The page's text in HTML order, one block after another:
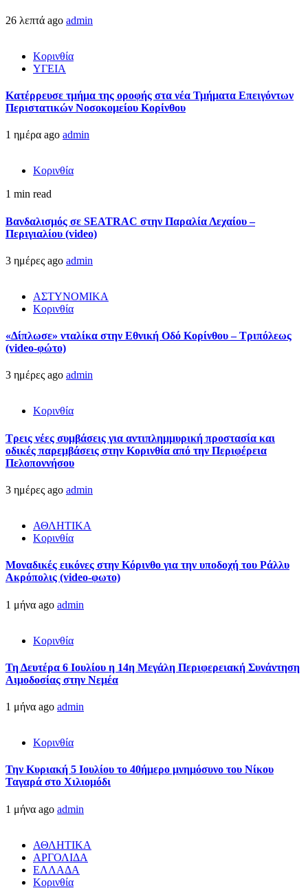
26 λεπτά ago admin
Κορινθία
ΥΓΕΙΑ
Kατέρρευσε τμήμα της οροφής στα νέα Τμήματα Επειγόντων
Περιστατικών Νοσοκομείου Κορίνθου
1 ημέρα ago admin
Κορινθία
1 min read
Βανδαλισμός σε SEATRAC στην Παραλία Λεχαίου –
Περιγιαλίου (video)
3 ημέρες ago admin
ΑΣΤΥΝΟΜΙΚΑ
Κορινθία
«Δίπλωσε» νταλίκα στην Εθνική Oδό Κορίνθου – Τριπόλεως
(video-φώτο)
3 ημέρες ago admin
Κορινθία
Τρεις νέες συμβάσεις για αντιπλημμυρική προστασία και
οδικές παρεμβάσεις στην Κορινθία από την Περιφέρεια
Πελοποννήσου
3 ημέρες ago admin
ΑΘΛΗΤΙΚΑ
Κορινθία
Μοναδικές εικόνες στην Κόρινθο για την υποδοχή του Ράλλυ
Ακρόπολις (video-φωτο)
1 μήνα ago admin
Κορινθία
Τη Δευτέρα 6 Ιουλίου η 14η Μεγάλη Περιφερειακή Συνάντηση
Αιμοδοσίας στην Νεμέα
1 μήνα ago admin
Κορινθία
Την Κυριακή 5 Ιουλίου το 40ήμερο μνημόσυνο του Νίκου
Ταγαρά στο Χιλιομόδι
1 μήνα ago admin
ΑΘΛΗΤΙΚΑ
ΑΡΓΟΛΙΔΑ
ΕΛΛΑΔΑ
Κορινθία